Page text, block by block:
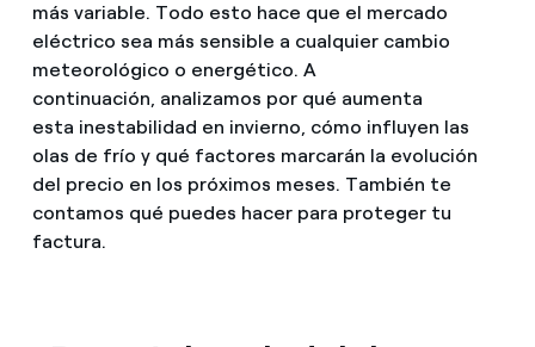
más variable. Todo esto hace que el mercado
eléctrico sea más sensible a cualquier cambio
meteorológico o energético. A
continuación, analizamos por qué aumenta
esta inestabilidad en invierno, cómo influyen las
olas de frío y qué factores marcarán la evolución
del precio en los próximos meses. También te
contamos qué puedes hacer para proteger tu
factura.